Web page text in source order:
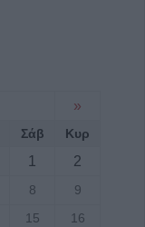
»
Σάβ Κυρ
1
2
8
9
15
16